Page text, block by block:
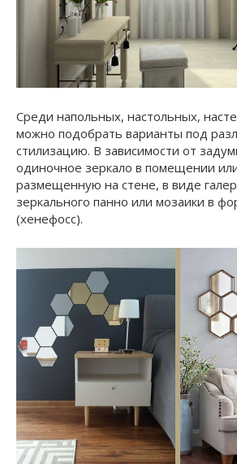
Среди напольных, настольных,
можно подобрать варианты под
стилизацию. В зависимости от
одиночное зеркало в помещении
размещенную на стене, в виде
зеркального панно или мозаики в
(хенефосс).